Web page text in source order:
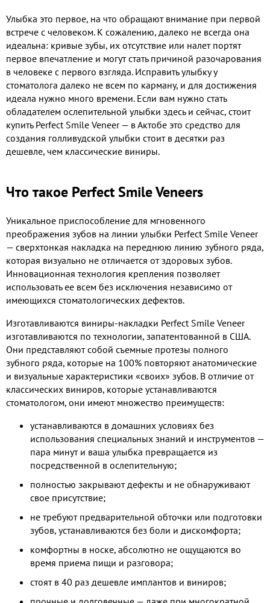
Улыбка это первое, на что обращают внимание при первой
встрече с человеком. К сожалению, далеко не всегда она
идеальна: кривые зубы, их отсутствие или налет портят
первое впечатление и могут стать причиной разочарования
в человеке с первого взгляда. Исправить улыбку у
стоматолога далеко не всем по карману, и для достижения
идеала нужно много времени. Если вам нужно стать
обладателем ослепительной улыбки здесь и сейчас, стоит
купить Perfect Smile Veneer — в Актобе это средство для
создания голливудской улыбки стоит в десятки раз
дешевле, чем классические виниры.
Что такое Perfect Smile Veneers
Уникальное приспособление для мгновенного
преображения зубов на линии улыбки Perfect Smile Veneer
— сверхтонкая накладка на переднюю линию зубного ряда,
которая визуально не отличается от здоровых зубов.
Инновационная технология крепления позволяет
использовать ее всем без исключения независимо от
имеющихся стоматологических дефектов.
Изготавливаются виниры-накладки Perfect Smile Veneer
изготавливаются по технологии, запатентованной в США.
Они представляют собой съемные протезы полного
зубного ряда, которые на 100% повторяют анатомические
и визуальные характеристики «своих» зубов. В отличие от
классических виниров, которые устанавливаются
стоматологом, они имеют множество преимуществ:
устанавливаются в домашних условиях без
использования специальных знаний и инструментов —
пара минут и ваша улыбка превращается из
посредственной в ослепительную;
полностью закрывают дефекты и не обнаруживают
свое присутствие;
не требуют предварительной обточки или подготовки
зубов, устанавливаются без боли и дискомфорта;
комфортны в носке, абсолютно не ощущаются во
время приема пищи и разговора;
стоят в 40 раз дешевле имплантов и виниров;